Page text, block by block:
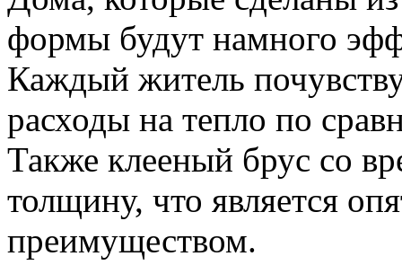
формы будут намного
Каждый житель
расходы на тепло по
Также клееный брус со
толщину, что является
преимуществом.